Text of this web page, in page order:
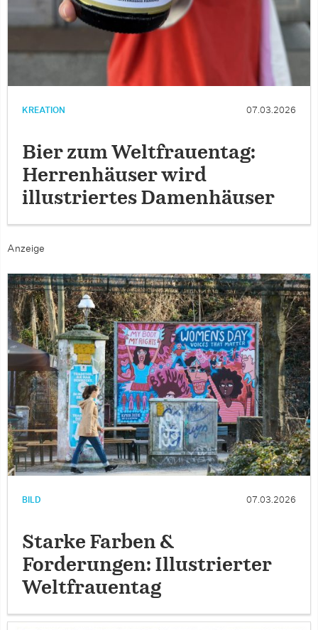
KREATION 07.03.2026
Bier zum Weltfrauentag:
Herrenhäuser wird
illustriertes Damenhäuser
Anzeige
BILD 07.03.2026
Starke Farben &
Forderungen: Illustrierter
Weltfrauentag